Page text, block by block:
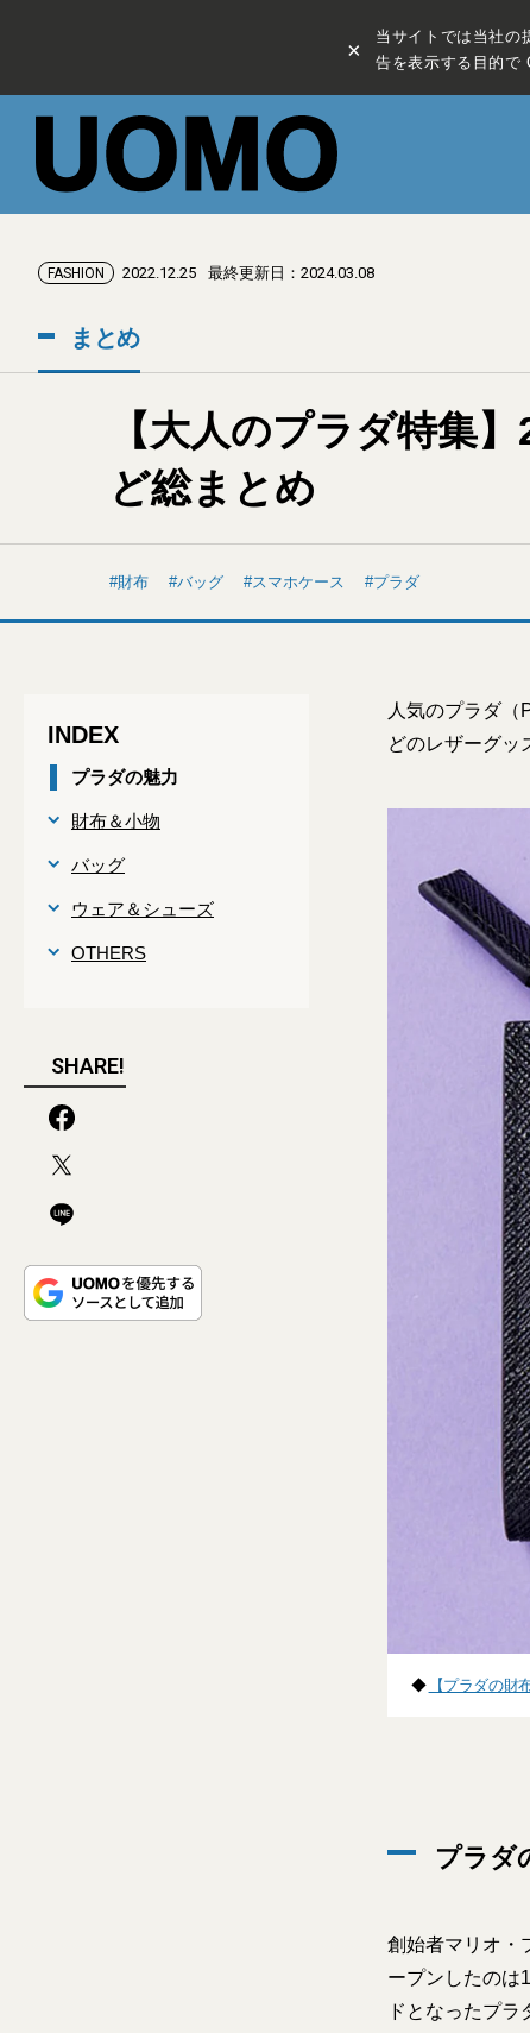
×
当サイトでは当社の
告を表示する目的で
FASHION 2022.12.25 最終更新日：2024.03.08
まとめ
【大人のプラダ特集
ど総まとめ
財布 バッグ スマホケース プラダ
INDEX
プラダの魅力
財布＆小物
バッグ
ウェア＆シューズ
OTHERS
SHARE!
人気のプラダ（
どのレザーグッ
◆ 【プラダの財
プラダ
創始者マリオ・
ープンしたのは
ドとなったプ